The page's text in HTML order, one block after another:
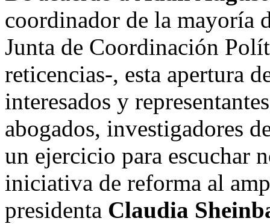
coordinador de la mayoría
Junta de Coordinación
reticencias-, esta apertura
interesados y
abogados, investigadores
un ejercicio para escuchar
iniciativa de reforma al
presidenta Claudia